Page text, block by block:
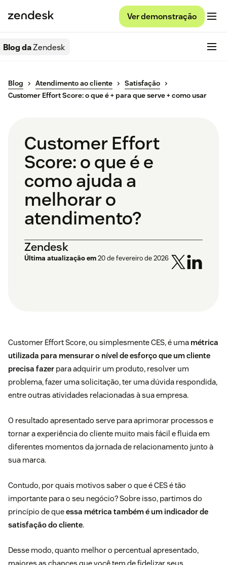
Ver demonstração
Blog daZendesk
Blog Atendimento ao cliente
Satisfação
Customer Effort Score: o que é + para que serve + como usar
Customer Effort
Score: o que é e
como ajuda a
melhorar o
atendimento?
Zendesk
Última atualização em20 de fevereiro de 2026
Customer Effort Score, ou simplesmente CES, é uma métrica
utilizada para mensurar o nível de esforço que um cliente
precisa fazer para adquirir um produto, resolver um
problema, fazer uma solicitação, ter uma dúvida respondida,
entre outras atividades relacionadas à sua empresa.
O resultado apresentado serve para aprimorar processos e
tornar a experiência do cliente muito mais fácil e fluida em
diferentes momentos da jornada de relacionamento junto à
sua marca.
Contudo, por quais motivos saber o que é CES é tão
importante para o seu negócio? Sobre isso, partimos do
princípio de queessa métrica também é um indicador de
satisfação do cliente.
Desse modo, quanto melhor o percentual apresentado,